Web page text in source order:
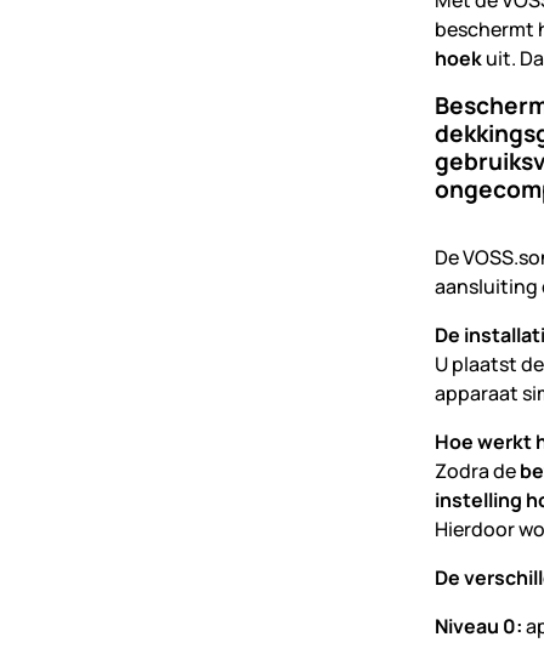
beschermt
hoekuit.
De
aansluiting
De
U plaatst
apparaat
Hoe werkt
Zodra de
instelling
Hierdoor
De
Niveau 0: